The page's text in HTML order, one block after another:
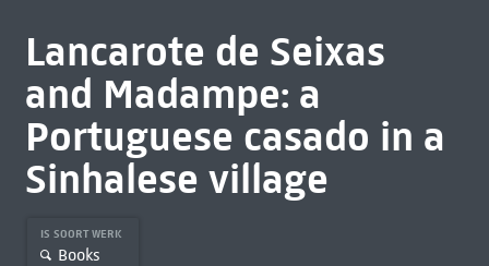
Lancarote de Seixas
and Madampe: a
Portuguese casado in a
Sinhalese village
IS SOORT WERK
Books